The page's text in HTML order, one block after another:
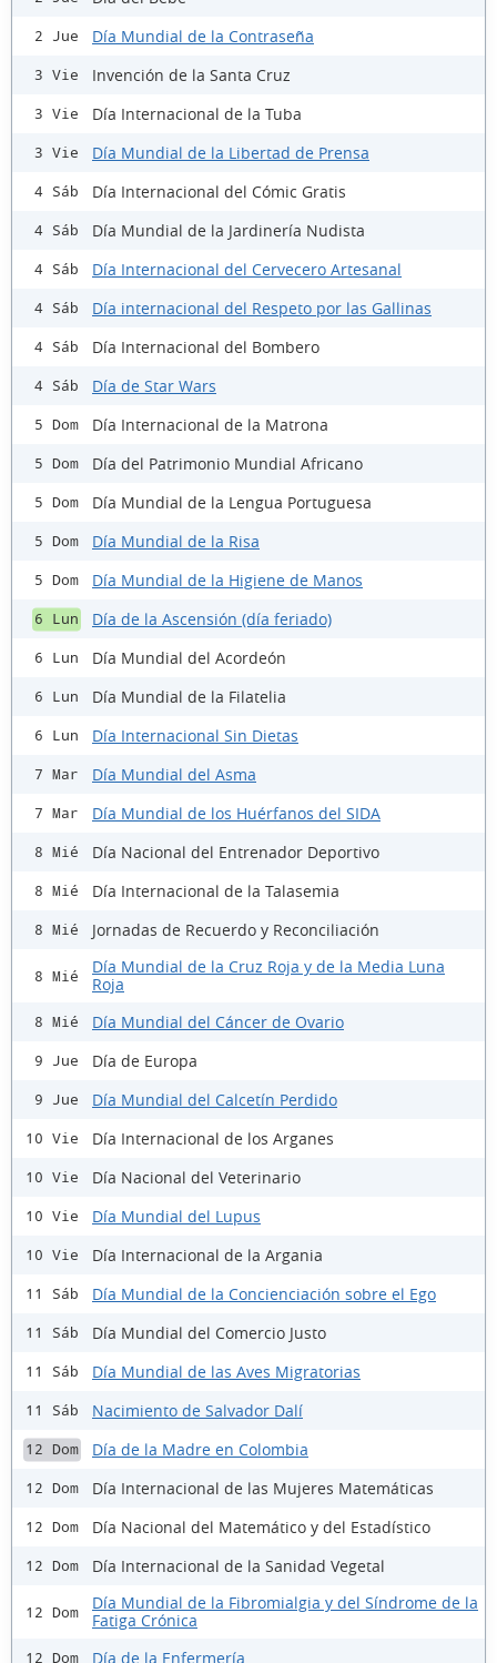
2 Jue Día Mundial de la Contraseña
3 Vie Invención de la Santa Cruz
3 Vie Día Internacional de la Tuba
3 Vie Día Mundial de la Libertad de Prensa
4 Sáb Día Internacional del Cómic Gratis
4 Sáb Día Mundial de la Jardinería Nudista
4 Sáb Día Internacional del Cervecero Artesanal
4 Sáb Día internacional del Respeto por las Gallinas
4 Sáb Día Internacional del Bombero
4 Sáb Día de Star Wars
5 Dom Día Internacional de la Matrona
5 Dom Día del Patrimonio Mundial Africano
5 Dom Día Mundial de la Lengua Portuguesa
5 Dom Día Mundial de la Risa
5 Dom Día Mundial de la Higiene de Manos
6 Lun Día de la Ascensión (día feriado)
6 Lun Día Mundial del Acordeón
6 Lun Día Mundial de la Filatelia
6 Lun Día Internacional Sin Dietas
7 Mar Día Mundial del Asma
7 Mar Día Mundial de los Huérfanos del SIDA
8 Mié Día Nacional del Entrenador Deportivo
8 Mié Día Internacional de la Talasemia
8 Mié Jornadas de Recuerdo y Reconciliación
8 Mié
Día Mundial de la Cruz Roja y de la Media Luna
Roja
8 Mié Día Mundial del Cáncer de Ovario
9 Jue Día de Europa
9 Jue Día Mundial del Calcetín Perdido
10 Vie Día Internacional de los Arganes
10 Vie Día Nacional del Veterinario
10 Vie Día Mundial del Lupus
10 Vie Día Internacional de la Argania
11 Sáb Día Mundial de la Concienciación sobre el Ego
11 Sáb Día Mundial del Comercio Justo
11 Sáb Día Mundial de las Aves Migratorias
11 Sáb Nacimiento de Salvador Dalí
12 Dom Día de la Madre en Colombia
12 Dom Día Internacional de las Mujeres Matemáticas
12 Dom Día Nacional del Matemático y del Estadístico
12 Dom Día Internacional de la Sanidad Vegetal
12 Dom
Día Mundial de la Fibromialgia y del Síndrome de la
Fatiga Crónica
12 Dom Día de la Enfermería